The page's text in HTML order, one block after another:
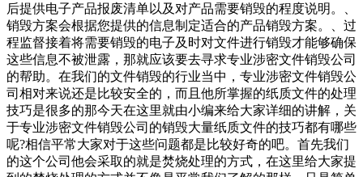
后提供电子产品报废清单以及对产品需要销毁的程度说明。、
销毁方案会根据您提供的信息制定适合的产品销毁方案。、过
程监督接着将需要销毁的电子及时对文件进行销毁才能够确保
这些信息不被泄露，那就应该要去寻求专业涉密文件销毁公司
的帮助。在我们的文件销毁的行业当中，专业涉密文件销毁公
司相对来说还是比较安全的，而且他所掌握的纸质文件的处理
技巧是很多的那今天在这里就由小编来给大家详细的讲解，关
于专业涉密文件销毁公司的销毁大量纸质文件的技巧都有哪些
呢?相信平常大家对于这些问题都是比较好奇的吧。首先我们
的这个公司他会采取的就是焚烧处理的方式，在这里给大家提